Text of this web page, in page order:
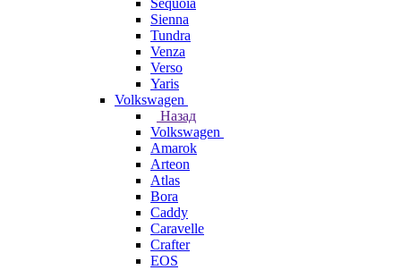
Sequoia
Sienna
Tundra
Venza
Verso
Yaris
Volkswagen
Назад
Volkswagen
Amarok
Arteon
Atlas
Bora
Caddy
Caravelle
Crafter
EOS